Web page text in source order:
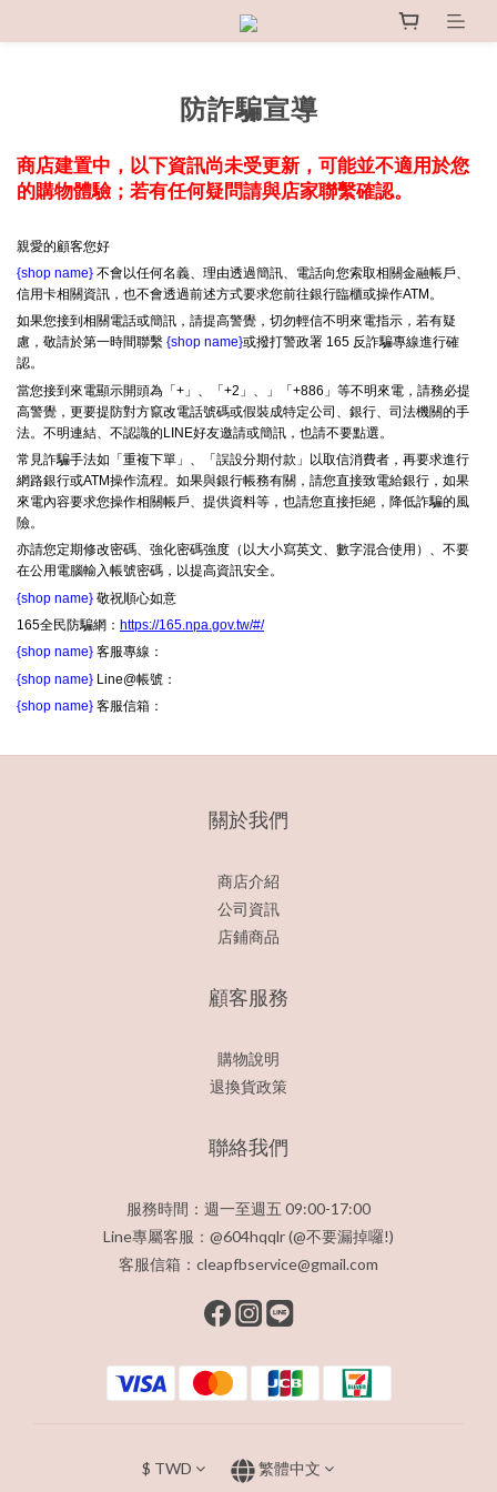
防詐騙宣導
商店建置中，以下資訊尚未受更新，可能並不適用於您
的購物體驗；若有任何疑問請與店家聯繫確認。
親愛的顧客您好
{shop name} 不會以任何名義、理由透過簡訊、電話向您索取相關金融帳戶、
信用卡相關資訊，也不會透過前述方式要求您前往銀行臨櫃或操作ATM。
如果您接到相關電話或簡訊，請提高警覺，切勿輕信不明來電指示，若有疑
慮，敬請於第一時間聯繫 {shop name}或撥打警政署 165 反詐騙專線進行確
認。
當您接到來電顯示開頭為「+」、「+2」、」「+886」等不明來電，請務必提
高警覺，更要提防對方竄改電話號碼或假裝成特定公司、銀行、司法機關的手
法。不明連結、不認識的LINE好友邀請或簡訊，也請不要點選。
常見詐騙手法如「重複下單」、「誤設分期付款」以取信消費者，再要求進行
網路銀行或ATM操作流程。如果與銀行帳務有關，請您直接致電給銀行，如果
來電內容要求您操作相關帳戶、提供資料等，也請您直接拒絕，降低詐騙的風
險。
亦請您定期修改密碼、強化密碼強度（以大小寫英文、數字混合使用）、不要
在公用電腦輸入帳號密碼，以提高資訊安全。
{shop name} 敬祝順心如意
165全民防騙網： https://165.npa.gov.tw/#/
{shop name} 客服專線：
{shop name} Line@帳號：
{shop name} 客服信箱：
關於我們
商店介紹
公司資訊
店鋪商品
顧客服務
購物說明
退換貨政策
聯絡我們
服務時間：週一至週五 09:00-17:00
Line專屬客服：@604hqqlr (@不要漏掉囉!)
客服信箱：cleapfbservice@gmail.com
$ TWD 繁體中文